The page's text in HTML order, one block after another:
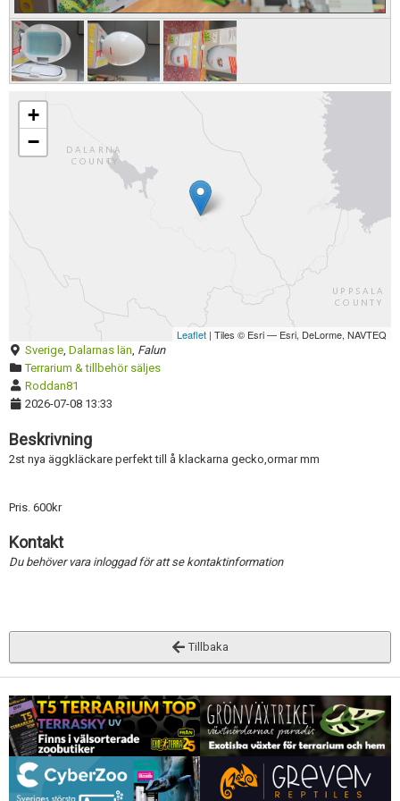
+
−
Leaflet | Tiles © Esri — Esri, DeLorme, NAVTEQ
Sverige, Dalarnas län, Falun
Terrarium & tillbehör säljes
Roddan81
2026-07-08 13:33
Beskrivning
2st nya äggkläckare perfekt till å klackarna gecko,ormar mm
Pris. 600kr
Kontakt
Du behöver vara inloggad för att se kontaktinformation
Tillbaka
Förnya annons
Kan förnyas om
Inaktivera annons
Radera annons
Redigera annons